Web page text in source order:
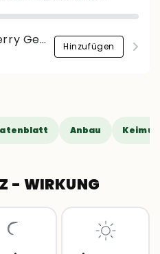
Lemon Cherry Gelato Hinzufügen
Anbau
- WIRKUNG